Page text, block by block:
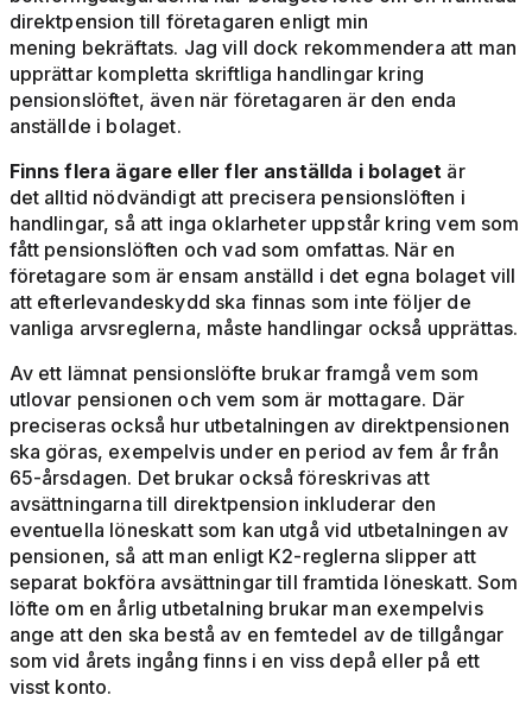
direktpension till företagaren enligt min
mening bekräftats. Jag vill dock rekommendera att man
upprättar kompletta skriftliga handlingar kring
pensionslöftet, även när företagaren är den enda
anställde i bolaget.
Finns flera ägare eller fler anställda i bolaget är
det alltid nödvändigt att precisera pensionslöften i
handlingar, så att inga oklarheter uppstår kring vem som
fått pensionslöften och vad som omfattas. När en
företagare som är ensam anställd i det egna bolaget vill
att efterlevandeskydd ska finnas som inte följer de
vanliga arvsreglerna, måste handlingar också upprättas.
Av ett lämnat pensionslöfte brukar framgå vem som
utlovar pensionen och vem som är mottagare. Där
preciseras också hur utbetalningen av direktpensionen
ska göras, exempelvis under en period av fem år från
65-årsdagen. Det brukar också föreskrivas att
avsättningarna till direktpension inkluderar den
eventuella löneskatt som kan utgå vid utbetalningen av
pensionen, så att man enligt K2-reglerna slipper att
separat bokföra avsättningar till framtida löneskatt. Som
löfte om en årlig utbetalning brukar man exempelvis
ange att den ska bestå av en femtedel av de tillgångar
som vid årets ingång finns i en viss depå eller på ett
visst konto.